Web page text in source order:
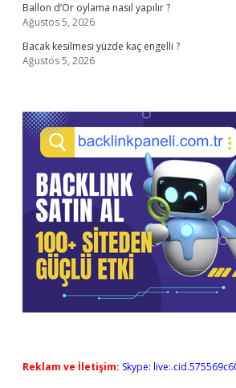
Ballon d’Or oylama nasıl yapılır ?
Ağustos 5, 2026
Bacak kesilmesi yüzde kaç engelli ?
Ağustos 5, 2026
Reklam ve İletişim: Skype: